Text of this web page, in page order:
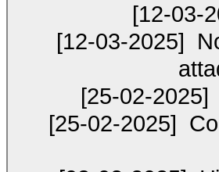
[12-03-
[12-03-2025]
[25-02-2025]
[25-02-2025]